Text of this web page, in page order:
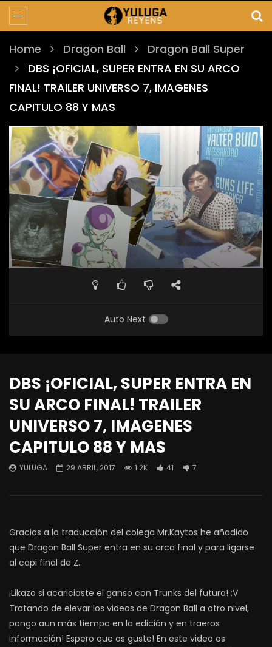
Home Dragon Ball
Dragon Ball Super
DBS ¡OFICIAL, SUPER ENTRA EN SU ARCO
FINAL! TRAILER UNIVERSO 7, IMAGENES
CAPITULO 88 Y MAS
Auto Next
DBS ¡OFICIAL, SUPER ENTRA EN
SU ARCO FINAL! TRAILER
UNIVERSO 7, IMAGENES
CAPITULO 88 Y MAS
YULUGA 29 ABRIL, 2017 1.2K 41 7
Gracias a la traducción del colega Mr.Kaytos he añadido
que Dragon Ball Super entra en su arco final y para ligarse
al capi final de Z.
¡Likazo si acariciaste el ganso con Trunks del futuro! :V
Tratando de elevar los videos de Dragon Ball a otro nivel,
pongo aun más tiempo en la edición y en traeros
información! Espero que os guste! En este video os